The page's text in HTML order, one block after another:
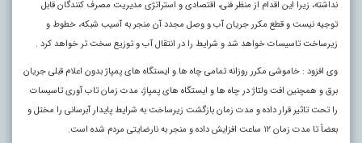
نداشته، زیرا این اقدام از منظر فنی، اقتصادی و استراتژی مدیریت مصرف کنندگان قابل
توجیه نیست و قطع مکرر جریان آب و وصل مجدد آن منجر به آسیب شبکه، خطوط و
زیرساخت تاسیسات خواهد شد و شرایط را در انتقال آب و توزیع سخت تر خواهد کرد .
وی افزود : خاموشی مکرر روزانه تمامی چاه ها و ایستگاه های پمپاژ بدون اعلام قبلی جریان
برق و همچنین افت ولتاژ در چاه ها و ایستگاه های پمپاژ، مدت زمان تاب آوری تاسیسات
را تحت تاثیر قرار داده و مدت زمان بازگشت زیرساخت به شرایط پایدار آبرسانی را مختل و
بعضاً تا مدت زمان ۱۲ ساعت افزایش داده و منجر به نارضایتی مردم شده است.